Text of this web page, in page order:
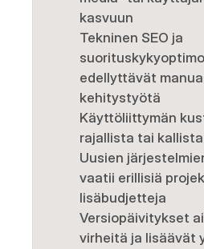
kasvuun
Tekninen SEO ja
edellyttävät
kehitystyötä
Käyttöliittymän
rajallista tai kallista
Uusien
vaatii erillisiä
lisäbudjetteja
Versiopäivitykset
virheitä ja lisäävät